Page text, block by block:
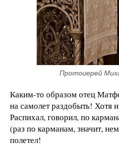
Протоиерей
Каким-то образом отец
на самолет раздобыть! Хотя
Распихал, говорил, по
(раз по карманам, значит,
полетел!